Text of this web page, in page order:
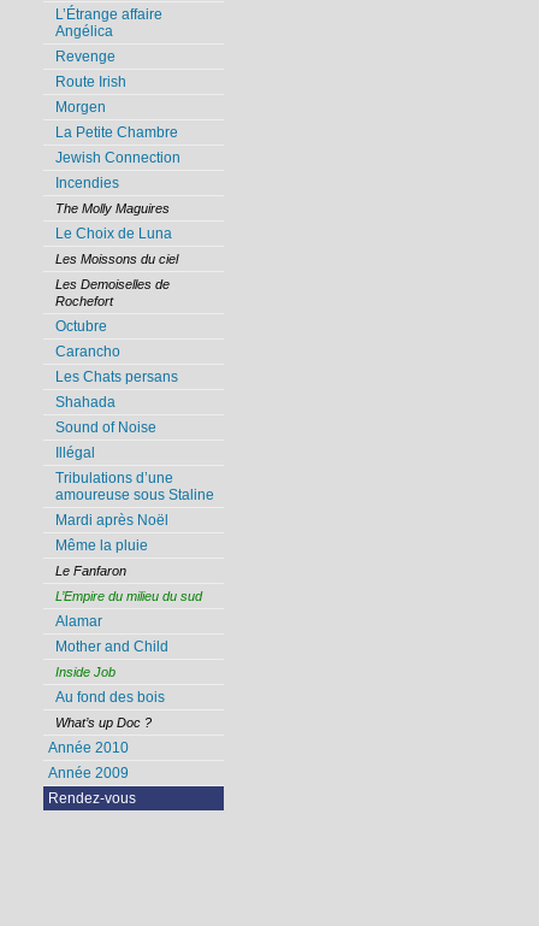
L’Étrange affaire
Angélica
Revenge
Route Irish
Morgen
La Petite Chambre
Jewish Connection
Incendies
The Molly Maguires
Le Choix de Luna
Les Moissons du ciel
Les Demoiselles de
Rochefort
Octubre
Carancho
Les Chats persans
Shahada
Sound of Noise
Illégal
Tribulations d’une
amoureuse sous Staline
Mardi après Noël
Même la pluie
Le Fanfaron
L’Empire du milieu du sud
Alamar
Mother and Child
Inside Job
Au fond des bois
What’s up Doc ?
Année 2010
Année 2009
Rendez-vous